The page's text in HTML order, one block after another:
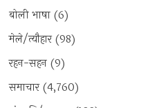
बोली भाषा (6)
मेले/त्यौहार(98)
रहन-सहन (9)
समाचार(4,760)